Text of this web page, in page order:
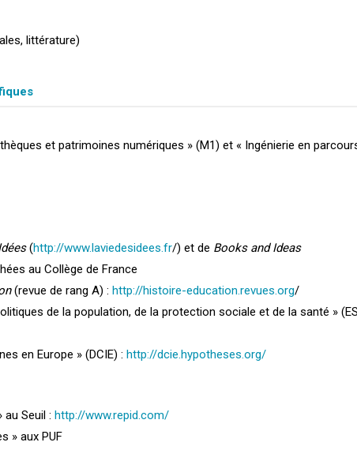
littérature)
et patrimoines numériques » (M1) et « Ingénierie en
(http://www.laviedesidees.fr/) et de Books and Ideas
au Collège de France
(revue de rang A) : http://histoire-education.revues.org/
de la population, de la protection sociale et de la santé »
en Europe » (DCIE) : http://dcie.hypotheses.org/
Seuil : http://www.repid.com/
» aux PUF